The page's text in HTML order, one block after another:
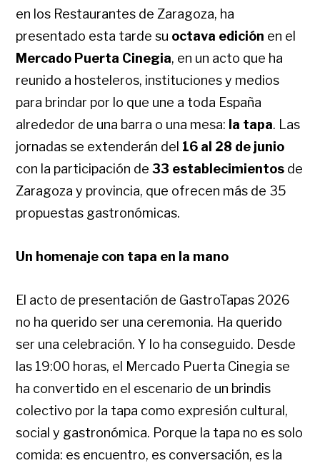
en los Restaurantes de Zaragoza, ha
presentado esta tarde su octava edición en el
Mercado Puerta Cinegia, en un acto que ha
reunido a hosteleros, instituciones y medios
para brindar por lo que une a toda España
alrededor de una barra o una mesa: la tapa. Las
jornadas se extenderán del 16 al 28 de junio
con la participación de33 establecimientos de
Zaragoza y provincia, que ofrecen más de 35
propuestas gastronómicas.
Un homenaje con tapa en la mano
El acto de presentación de GastroTapas 2026
no ha querido ser una ceremonia. Ha querido
ser una celebración. Y lo ha conseguido. Desde
las 19:00 horas, el Mercado Puerta Cinegia se
ha convertido en el escenario de un brindis
colectivo por la tapa como expresión cultural,
social y gastronómica. Porque la tapa no es solo
comida: es encuentro, es conversación, es la